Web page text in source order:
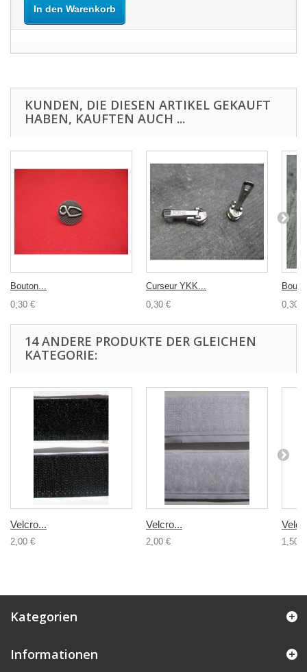
In den Warenkorb
KUNDEN, DIE DIESEN ARTIKEL GEKAUFT
HABEN, KAUFTEN AUCH ...
Bouton...
0,30 €
Curseur YKK...
0,30 €
0,30 €
14 ANDERE PRODUKTE DER GLEICHEN
KATEGORIE:
Velcro...
2,00 €
Velcro...
2,00 € 1,50 €
Kategorien
Informationen